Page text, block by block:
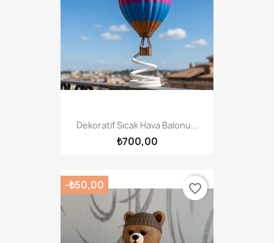
Dekoratif Sıcak Hava Balonu...
₺700,00
-₺50,00 favorite_border